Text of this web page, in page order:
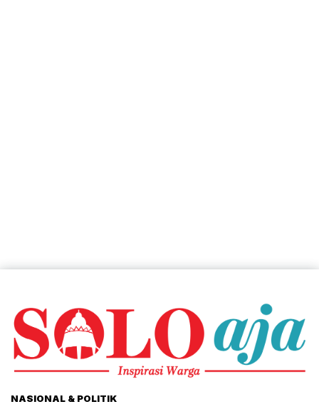
NASIONAL & POLITIK